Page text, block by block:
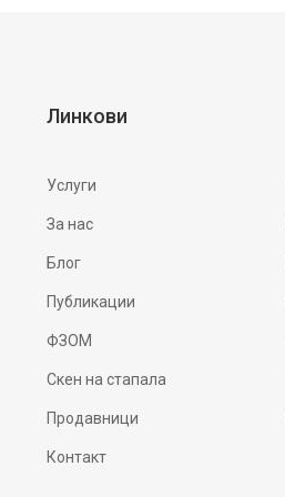
Линкови
Услуги
За нас
Блог
Публикации
ФЗОМ
Скен на стапала
Продавници
Контакт